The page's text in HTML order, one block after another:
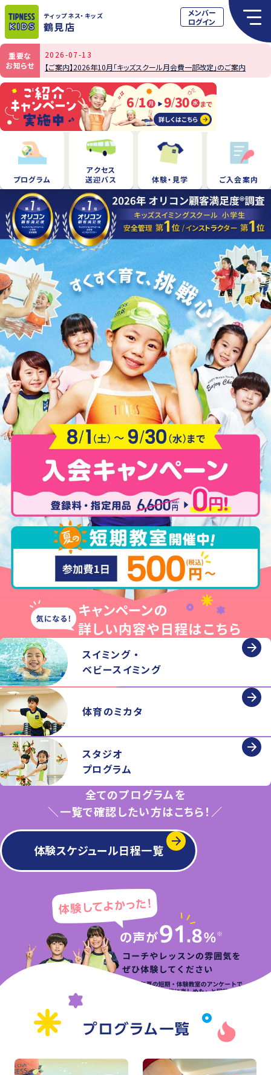
ティップネス・キッズ
鶴見店
メンバー
ログイン
重要な
お知らせ
2026-07-13
【ご案内】2026年10月「キッズスクール月会費一部改定」のご案内
プログラム
アクセス
送迎バス
体験・見学 ご入会案内
スイミング ・
ベビースイミング
体育のミカタ
スタジオ
プログラム
全てのプログラムを
＼一覧で確認したい方はこちら！／
体験スケジュール日程一覧